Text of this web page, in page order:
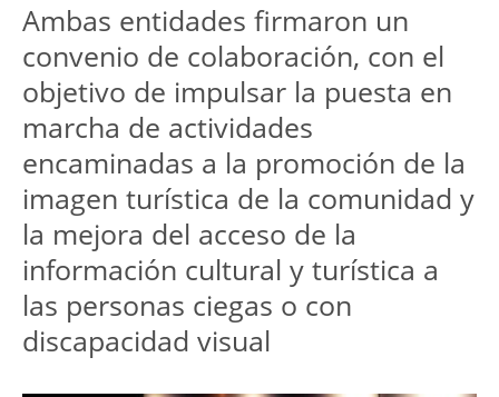
Ambas entidades firmaron un
convenio de colaboración, con el
objetivo de impulsar la puesta en
marcha de actividades
encaminadas a la promoción de la
imagen turística de la comunidad y
la mejora del acceso de la
información cultural y turística a
las personas ciegas o con
discapacidad visual